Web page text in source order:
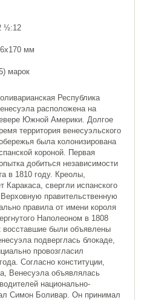
½:12
мм
марок
Республика
расположена на
Южной Америки. Долгое
территория венесуэльского
была колонизирована
короной. Первая
добиться независимости
в 1810 году. Креолы,
Каракаса, свергли испанского
правительственную
правила от имени короля
Наполеоном в 1808
восставшие были объявлены
подверглась блокаде,
провозгласил
Согласно конституции,
Венесуэла объявлялась
национально-
Симон Боливар. Он принимал